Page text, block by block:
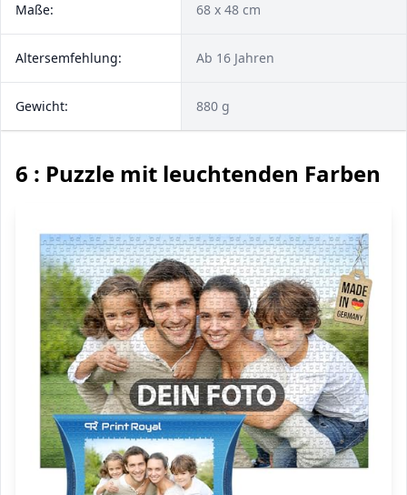
Maße: 68 x 48 cm
Altersemfehlung: Ab 16 Jahren
Gewicht: 880 g
6 : Puzzle mit leuchtenden Farben